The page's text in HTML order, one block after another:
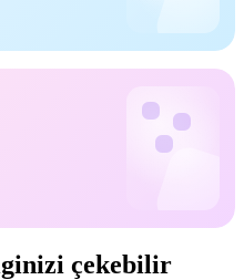
çekebilir